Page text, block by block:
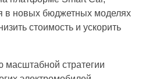
в новых бюджетных моделях
стоимость и ускорить
масштабной стратегии